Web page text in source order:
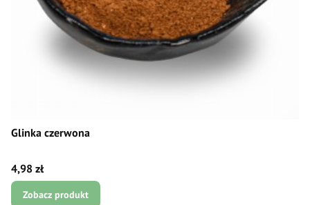
Glinka czerwona
Cena
4,98 zł
Zobacz produkt